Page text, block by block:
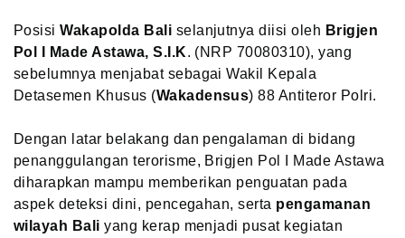
PosisiWakapolda Bali selanjutnya diisi oleh Brigjen
Pol I Made Astawa, S.I.K. (NRP 70080310), yang
sebelumnya menjabat sebagai Wakil Kepala
Detasemen Khusus (Wakadensus) 88 Antiteror Polri.
Dengan latar belakang dan pengalaman di bidang
penanggulangan terorisme, Brigjen Pol I Made Astawa
diharapkan mampu memberikan penguatan pada
aspek deteksi dini, pencegahan, serta pengamanan
wilayah Bali yang kerap menjadi pusat kegiatan